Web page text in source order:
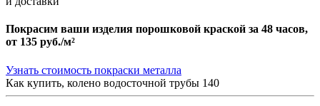
Покрасим ваши изделия порошковой краской за 48 часов,
от 135 руб./м²
Узнать стоимость покраски металла
Как купить, колено водосточной трубы 140